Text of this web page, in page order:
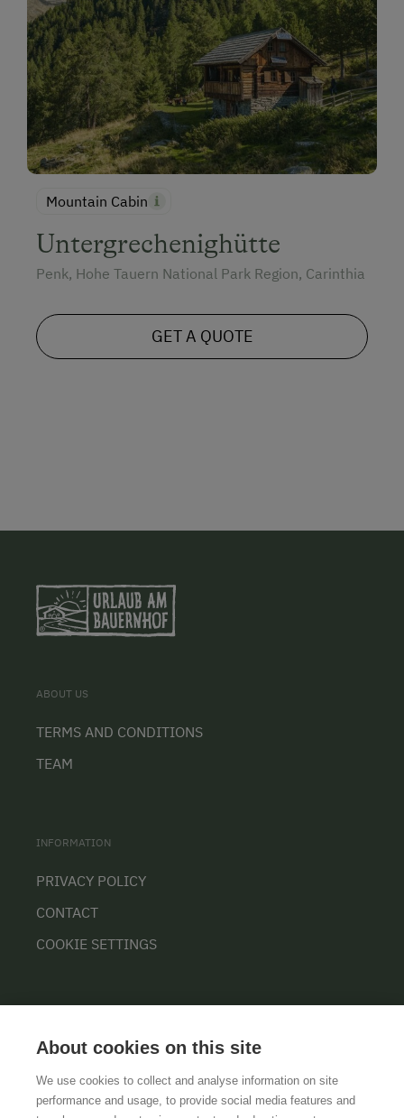
Mountain Cabin
Untergrechenighütte
Penk, Hohe Tauern National Park Region, Carinthia
GET A QUOTE
ABOUT US
TERMS AND CONDITIONS
TEAM
INFORMATION
PRIVACY POLICY
CONTACT
COOKIE SETTINGS
About cookies on this site
We use cookies to collect and analyse information on site
performance and usage, to provide social media features and